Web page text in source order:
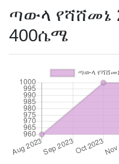
ጣውላ የሻሸመኔ
400ሴሜ